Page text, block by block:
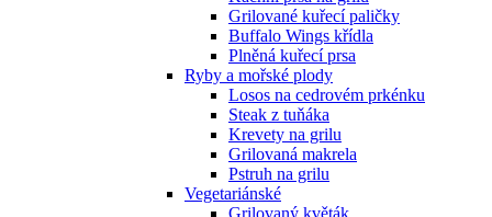
Grilované kuřecí paličky
Buffalo Wings křídla
Plněná kuřecí prsa
Ryby a mořské plody
Losos na cedrovém prkénku
Steak z tuňáka
Krevety na grilu
Grilovaná makrela
Pstruh na grilu
Vegetariánské
Grilovaný květák